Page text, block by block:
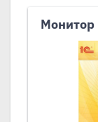
Монитор